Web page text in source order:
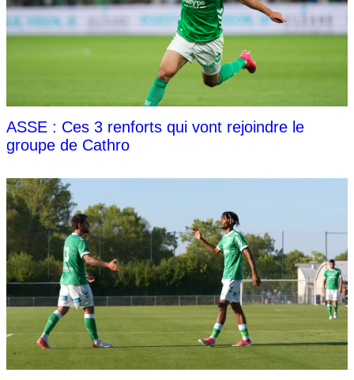
ASSE : Ces 3 renforts qui vont rejoindre le
groupe de Cathro